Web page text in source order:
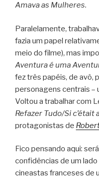
Amava as Mulheres.
Paralelamente,
fazia um papel
meio do filme), mas
Aventura é uma
fez três papéis, de avô,
personagens centrais –
Voltou a trabalhar com
Refazer Tudo/Si c’était
protagonistas de
Fico pensando aqui:
confidências de um
cineastas franceses de